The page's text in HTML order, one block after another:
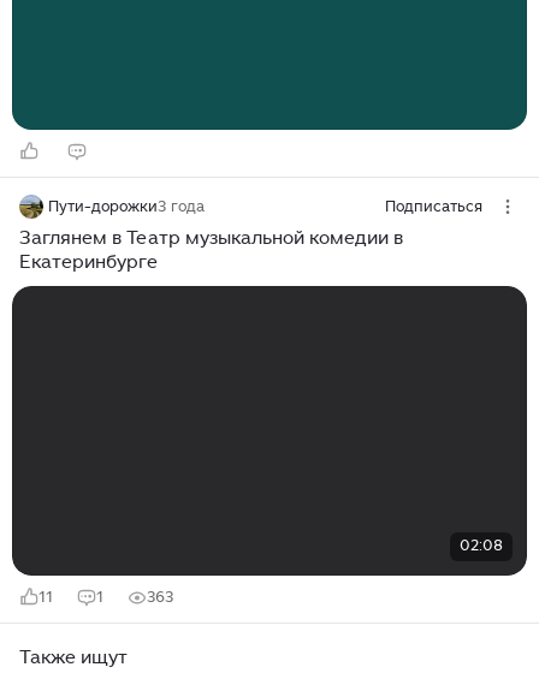
Пути-дорожки3 года Подписаться
Заглянем в Театр музыкальной комедии в
Екатеринбурге
02:08
11 1 363
Также ищут